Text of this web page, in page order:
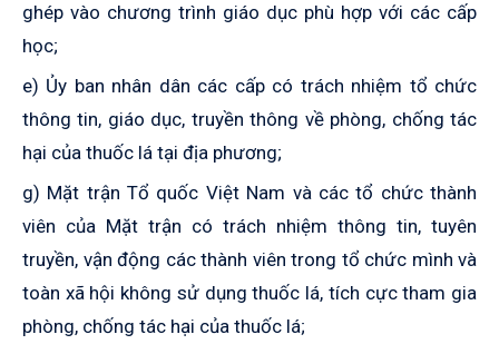
ghép vào chương trình giáo dục phù hợp với các cấp
học;
e) Ủy ban nhân dân các cấp có trách nhiệm tổ chức
thông tin, giáo dục, truyền thông về phòng, chống tác
hại của thuốc lá tại địa phương;
g) Mặt trậnTổ quốc Việt Nam và các tổ chức thành
viên của Mặt trận có trách nhiệm thông tin, tuyên
truyền, vận động các thành viên trong tổ chức mình và
toàn xã hội không sử dụng thuốc lá, tích cực tham gia
phòng, chống tác hại của thuốc lá;